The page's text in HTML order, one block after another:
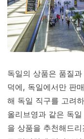
독일의 상품은 품질
덕에, 독일에서만 판
해 독일 직구를 고려
올리브영과 같은 독
을 상품을 추천해드